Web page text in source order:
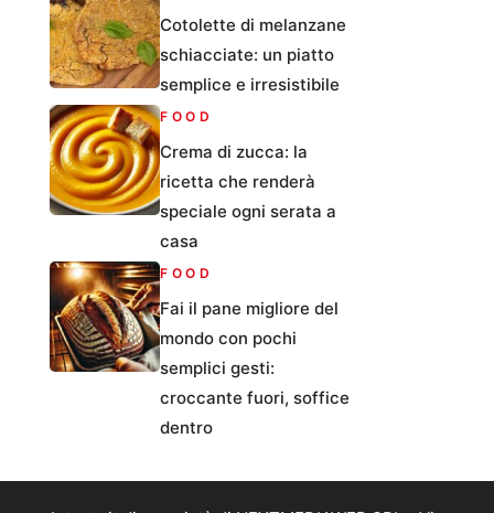
Cotolette di melanzane
schiacciate: un piatto
semplice e irresistibile
FOOD
Crema di zucca: la
ricetta che renderà
speciale ogni serata a
casa
FOOD
Fai il pane migliore del
mondo con pochi
semplici gesti:
croccante fuori, soffice
dentro